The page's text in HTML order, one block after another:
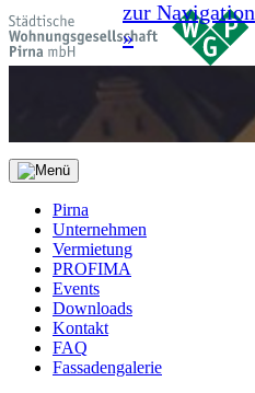
zur Navigation
»
Pirna
Unternehmen
Vermietung
PROFIMA
Events
Downloads
Kontakt
FAQ
Fassadengalerie